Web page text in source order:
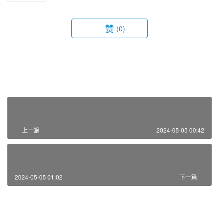
赞 (0)
上一篇 2024-05-05 00:42
下一篇
2024-05-05 01:02